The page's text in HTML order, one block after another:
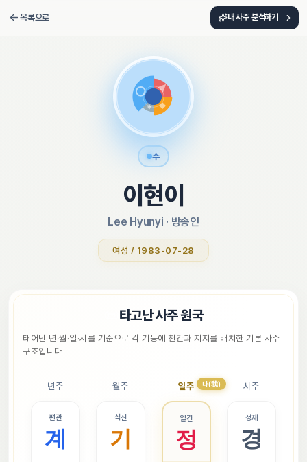
목록으로 내 사주 분석하기
수
이현이
Lee Hyunyi · 방송인
여성 / 1983-07-28
타고난 사주 원국
태어난 년·월·일·시를 기준으로 각 기둥에 천간과 지지를 배치한 기본 사주
구조입니다
시주
정재
경
일주
일간
정
나(我)
월주
식신
기
년주
편관
계